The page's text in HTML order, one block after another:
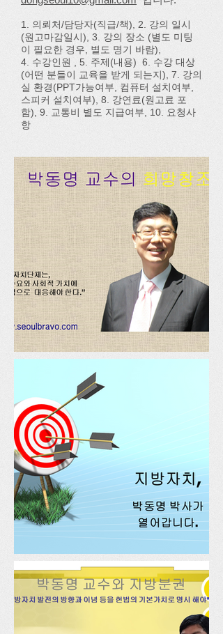
1. 의뢰처/담당자(직급/책), 2. 강의 일시
(원고마감일시), 3. 강의 장소 (별도 미팅
이 필요한 경우, 별도 명기 바람),
4. 수강인원 ​, 5. 주제(내용) 6. 수강 대상
(어떤 분들이 교육을 받게 되는지), 7. 강의
실 환경(PPT가능여부, 컴퓨터 설치여부,
스피커 설치여부), 8. 강연료(원고료 포
함), 9. 교통비 별도 지급여부, 10. 요청사
항